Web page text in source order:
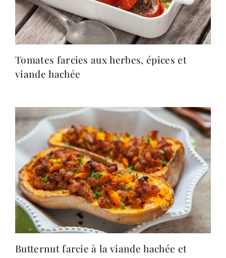
Tomates farcies aux herbes, épices et
viande hachée
Butternut farcie à la viande hachée et